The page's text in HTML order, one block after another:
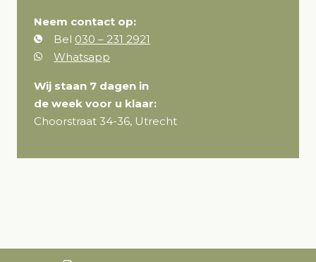
Neem contact op:
Bel 030 – 231 2921
Whatsapp
Wij staan 7 dagen in
de week voor u klaar:
Choorstraat 34-36, Utrecht